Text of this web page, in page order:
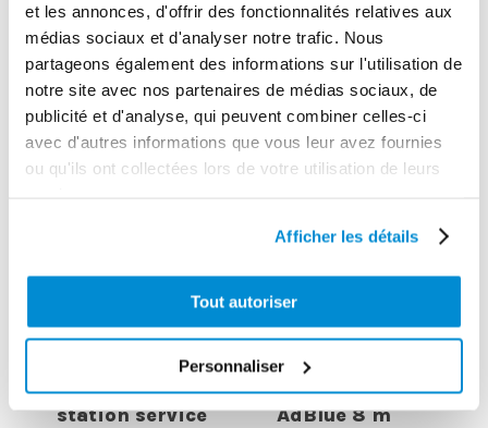
et les annonces, d'offrir des fonctionnalités relatives aux
médias sociaux et d'analyser notre trafic. Nous
partageons également des informations sur l'utilisation de
notre site avec nos partenaires de médias sociaux, de
publicité et d'analyse, qui peuvent combiner celles-ci
avec d'autres informations que vous leur avez fournies
ou qu'ils ont collectées lors de votre utilisation de leurs
Afficher les détails
Tout autoriser
Personnaliser
CES PRODUITS PEUVENT VOUS
INTERESSER
Enrouleur
pre-monté pour
station service
Support fixe
pour enrouleur
AdBlue 8 m